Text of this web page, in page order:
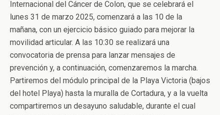
Internacional del Cáncer de Colon, que se celebrará el
lunes 31 de marzo 2025, comenzará a las 10 de la
mañana, con un ejercicio básico guiado para mejorar la
movilidad articular. A las 10:30 se realizará una
convocatoria de prensa para lanzar mensajes de
prevención y, a continuación, comenzaremos la marcha.
Partiremos del módulo principal de la Playa Victoria (bajos
del hotel Playa) hasta la muralla de Cortadura, y a la vuelta
compartiremos un desayuno saludable, durante el cual